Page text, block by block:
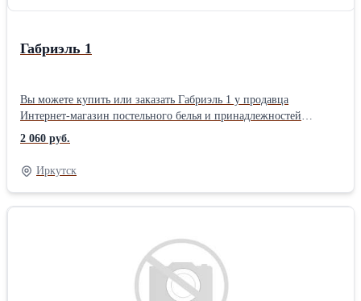
Габриэль 1
Вы можете купить или заказать Габриэль 1 у продавца
Интернет-магазин постельного белья и принадлежностей
«ТехДизайн» ( Иркутск )Тип ткани: Перкаль материал: Перкаль
цвет: Розовый позиционирование: Для женщин тематика:
Орнамент Размер: 2,0 упаковка: Книжка ПВХ комплектация:
Стандартная Плотность ткани: 110 гр/м Тип простыни КПБ:
Стандарт (бесшовная) Застежка на пододеяльнике КПБ: Разрез (в
2 060 руб.
Иркутск